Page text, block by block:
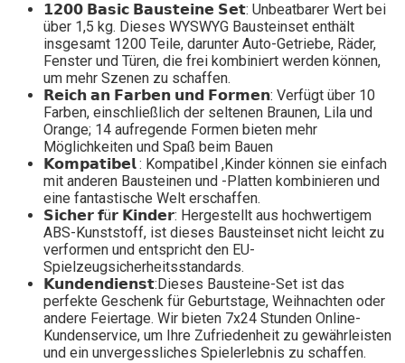
𝟭𝟮𝟬𝟬 𝗕𝗮𝘀𝗶𝗰 𝗕𝗮𝘂𝘀𝘁𝗲𝗶𝗻𝗲 𝗦𝗲𝘁: Unbeatbarer Wert bei
über 1,5 kg. Dieses WYSWYG Bausteinset enthält
insgesamt 1200 Teile, darunter Auto-Getriebe, Räder,
Fenster und Türen, die frei kombiniert werden können,
um mehr Szenen zu schaffen.
𝗥𝗲𝗶𝗰𝗵 𝗮𝗻 𝗙𝗮𝗿𝗯𝗲𝗻 𝘂𝗻𝗱 𝗙𝗼𝗿𝗺𝗲𝗻: Verfügt über 10
Farben, einschließlich der seltenen Braunen, Lila und
Orange; 14 aufregende Formen bieten mehr
Möglichkeiten und Spaß beim Bauen
𝗞𝗼𝗺𝗽𝗮𝘁𝗶𝗯𝗲𝗹 : Kompatibel ,Kinder können sie einfach
mit anderen Bausteinen und -Platten kombinieren und
eine fantastische Welt erschaffen.
𝗦𝗶𝗰𝗵𝗲𝗿 𝗳ü𝗿 𝗞𝗶𝗻𝗱𝗲𝗿: Hergestellt aus hochwertigem
ABS-Kunststoff, ist dieses Bausteinset nicht leicht zu
verformen und entspricht den EU-
Spielzeugsicherheitsstandards.
𝗞𝘂𝗻𝗱𝗲𝗻𝗱𝗶𝗲𝗻𝘀𝘁:Dieses Bausteine-Set ist das
perfekte Geschenk für Geburtstage, Weihnachten oder
andere Feiertage. Wir bieten 7x24 Stunden Online-
Kundenservice, um Ihre Zufriedenheit zu gewährleisten
und ein unvergessliches Spielerlebnis zu schaffen.